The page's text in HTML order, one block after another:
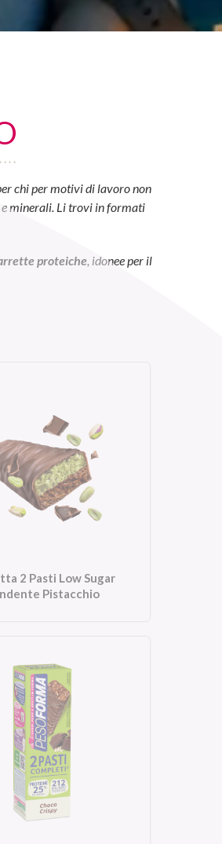
chi per motivi di lavoro non
e minerali. Li trovi in formati
proteiche , idonee per il
2 Pasti Low Sugar
Pistacchio